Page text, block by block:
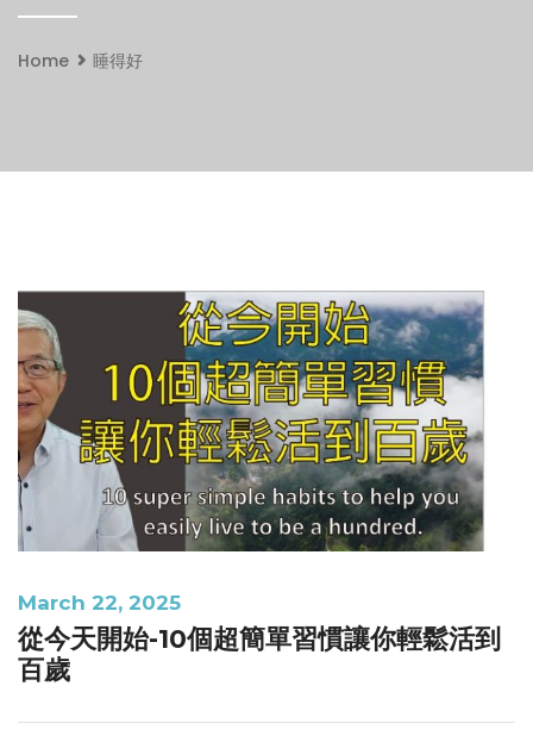
Home 睡得好
March 22, 2025
從今天開始-10個超簡單習慣讓你輕鬆活到
百歲